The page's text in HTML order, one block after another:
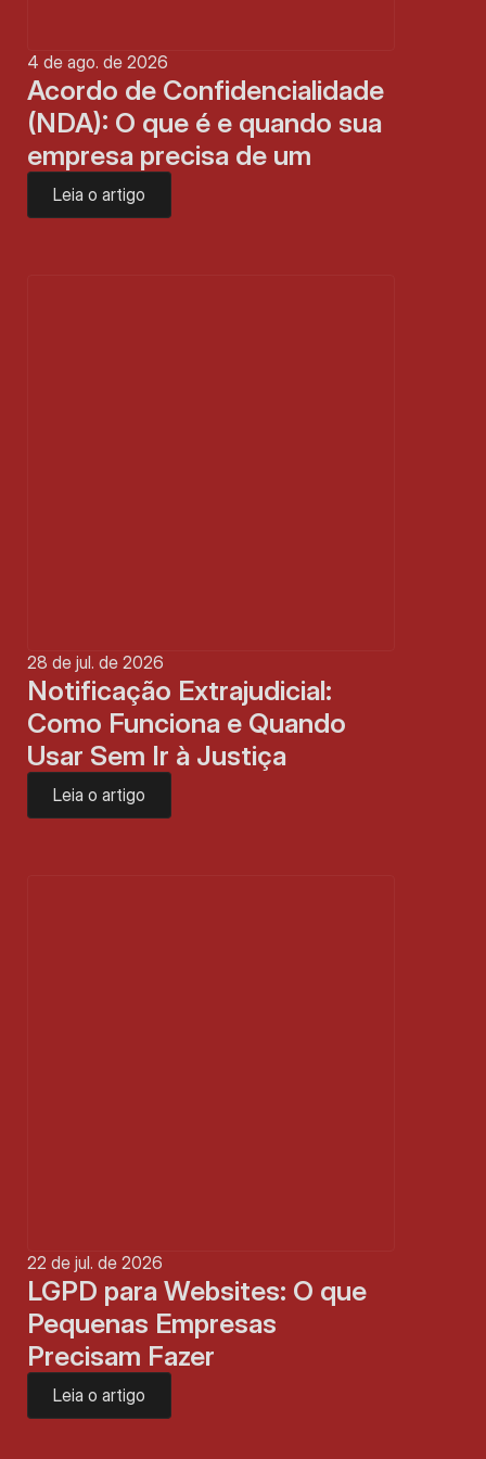
4 de ago. de 2026
Acordo de Confidencialidade
(NDA): O que é e quando sua
empresa precisa de um
Leia o artigo
28 de jul. de 2026
Notificação Extrajudicial:
Como Funciona e Quando
Usar Sem Ir à Justiça
Leia o artigo
22 de jul. de 2026
LGPD para Websites: O que
Pequenas Empresas
Precisam Fazer
Leia o artigo